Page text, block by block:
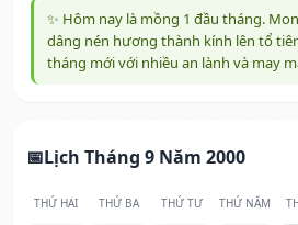
✨ Hôm nay là mồng 1 đầu tháng.
dâng nén hương thành kính lên tổ
tháng mới với nhiều an lành và may
Lịch Tháng 9 Năm 2000
THỨ HAI THỨ BA THỨ TƯ THỨ NĂM